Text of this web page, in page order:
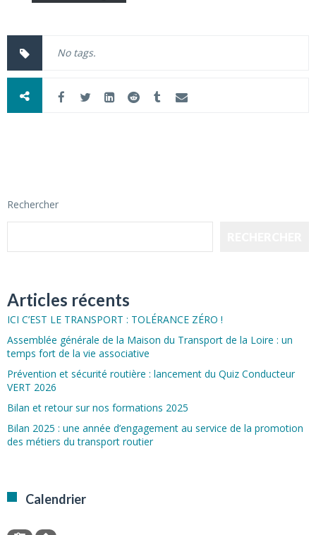
No tags.
Rechercher
Articles récents
ICI C’EST LE TRANSPORT : TOLÉRANCE ZÉRO !
Assemblée générale de la Maison du Transport de la Loire : un
temps fort de la vie associative
Prévention et sécurité routière : lancement du Quiz Conducteur
VERT 2026
Bilan et retour sur nos formations 2025
Bilan 2025 : une année d’engagement au service de la promotion
des métiers du transport routier
Calendrier